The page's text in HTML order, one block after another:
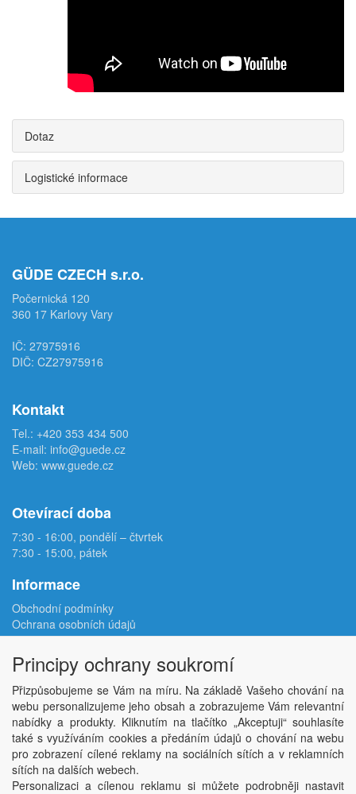
Dotaz
Logistické informace
GÜDE CZECH s.r.o.
Počernická 120
360 17 Karlovy Vary
IČ: 27975916
DIČ: CZ27975916
Kontakt
Tel.: +420 353 434 500
E-mail: info@guede.cz
Web: www.guede.cz
Otevírací doba
7:30 - 16:00, pondělí – čtvrtek
7:30 - 15:00, pátek
Informace
Obchodní podmínky
Ochrana osobních údajů
Reklamační protokol
Odstoupení od smlouvy
Podmínky užití e-shopu
Doprava
Velkoobchod
Kontakt
Nastavení soukromí
Copyright © ABRA Software a.s. 2026,
Principy ochrany soukromí
Přizpůsobujeme se Vám na míru. Na základě Vašeho chování na
webu personalizujeme jeho obsah a zobrazujeme Vám relevantní
nabídky a produkty. Kliknutím na tlačítko „Akceptuji“ souhlasíte
také s využíváním cookies a předáním údajů o chování na webu
pro zobrazení cílené reklamy na sociálních sítích a v reklamních
sítích na dalších webech.
Personalizaci a cílenou reklamu si můžete podrobněji nastavit